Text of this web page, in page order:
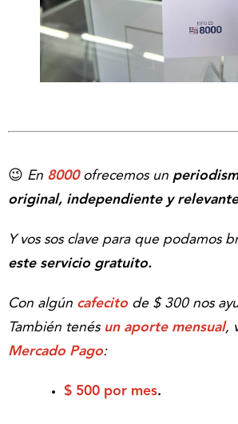
😉 En 8000ofrecemos un
original, independiente y relevante
Y vos sos clave para que podamos
este servicio gratuito.
Con algún cafecito de $ 300 nos
También tenés un aporte mensual,
Mercado Pago:
$ 500 por mes.